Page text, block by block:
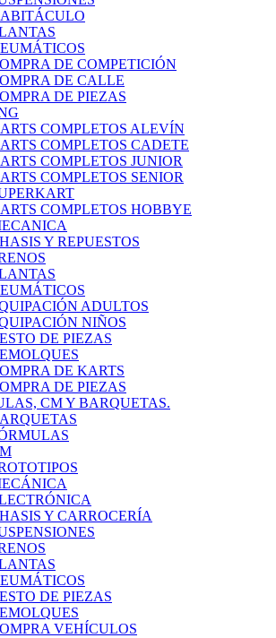
DE COMPETICIÓN
DE CALLE
DE PIEZAS
COMPLETOS ALEVÍN
COMPLETOS CADETE
COMPLETOS JUNIOR
COMPLETOS SENIOR
COMPLETOS HOBBYE
Y REPUESTOS
ADULTOS
NIÑOS
DE PIEZAS
DE KARTS
DE PIEZAS
CM Y BARQUETAS.
Y CARROCERÍA
DE PIEZAS
VEHÍCULOS